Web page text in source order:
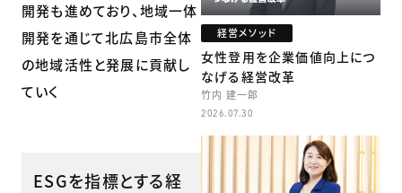
開発も進めており、地域一体
開発を通じて北広島市全体
の地域活性と発展に貢献し
ていく
ESGを指標とする経
経営メソッド
女性登用を企業価値向上につ
なげる経営改革
竹内 建一郎
2026.07.30